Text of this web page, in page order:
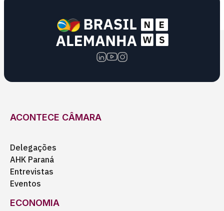
ACONTECE CÂMARA
Delegações
AHK Paraná
Entrevistas
Eventos
ECONOMIA